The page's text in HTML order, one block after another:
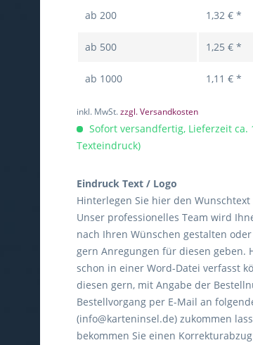
ab200 1,32 € *
ab 500 1,25 € *
ab 1000 1,11 € *
inkl. MwSt.zzgl. Versandkosten
Sofort versandfertig, Lieferzeit ca.
Texteindruck)
Eindruck Text / Logo
Hinterlegen Sie hier den
Unser professionelles Team wird
nach Ihren Wünschen gestalten
gern Anregungen für diesen geben.
schon in einer Word-Datei verfasst
diesen gern, mit Angabe der
Bestellvorgang per E-Mail an
(info@karteninsel.de) zukommen
bekommen Sie einen